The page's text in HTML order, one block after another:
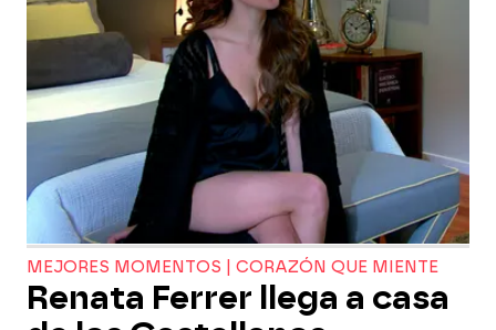
MEJORES MOMENTOS | CORAZÓN QUE MIENTE
Renata Ferrer llega a casa